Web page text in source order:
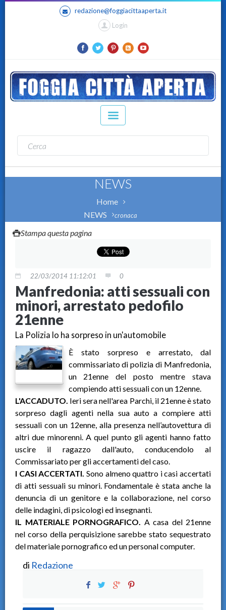
redazione@foggiacittaaperta.it
Login
NEWS
Home
NEWS
cronaca
Stampa questa pagina
22/03/2014 11:12:01 0
Manfredonia: atti sessuali con
minori, arrestato pedofilo
21enne
La Polizia lo ha sorpreso in un'automobile
È stato sorpreso e arrestato, dal
commissariato di polizia di Manfredonia,
un 21enne del posto mentre stava
compiendo atti sessuali con un 12enne.
L'ACCADUTO. Ieri sera nell'area Parchi, il 21enne è stato
sorpreso dagli agenti nella sua auto a compiere atti
sessuali con un 12enne, alla presenza nell’autovettura di
altri due minorenni. A quel punto gli agenti hanno fatto
uscire il ragazzo dall'auto, conducendolo al
Commissariato per gli accertamenti del caso.
I CASI ACCERTATI. Sono almeno quattro i casi accertati
di atti sessuali su minori. Fondamentale è stata anche la
denuncia di un genitore e la collaborazione, nel corso
delle indagini, di psicologi ed insegnanti.
IL MATERIALE PORNOGRAFICO. A casa del 21enne
nel corso della perquisizione sarebbe stato sequestrato
del materiale pornografico ed un personal computer.
di Redazione